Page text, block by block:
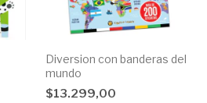
Diversion con banderas del
mundo
$13.299,00